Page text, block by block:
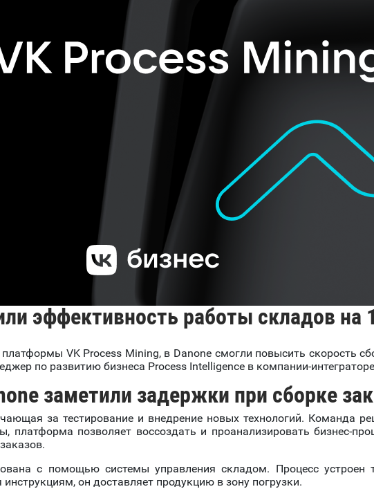
эффективность работы складов на
VK Process Mining, в Danone смогли повысить скорость
по развитию бизнеса Process Intelligence в компании-интеграторе
заметили задержки при сборке
за тестирование и внедрение новых технологий. Команда
платформа позволяет воссоздать и проанализировать бизнес-
с помощью системы управления складом. Процесс устроен
он доставляет продукцию в зону погрузки.